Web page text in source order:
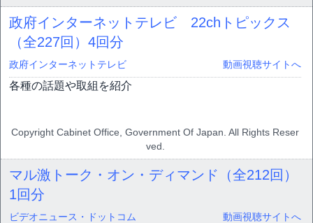
政府インターネットテレビ 22chトピックス
（全227回） 4回分
政府インターネットテレビ 動画視聴サイトへ
各種の話題や取組を紹介
Copyright Cabinet Office, Government Of Japan. All Rights Reser
ved.
マル激トーク・オン・ディマンド（全212回）
1回分
ビデオニュース・ドットコム 動画視聴サイトへ